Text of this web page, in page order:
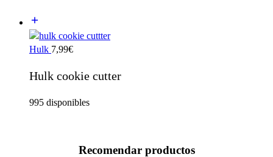
Hulk 7,99€
Hulk cookie cutter
995 disponibles
Recomendar productos